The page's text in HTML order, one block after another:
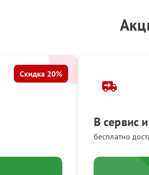
Скидка 20%
В сервис
бесплатно